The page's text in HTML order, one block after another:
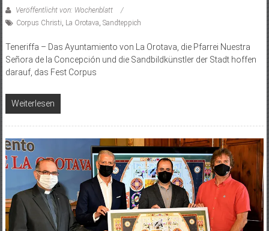
Veröffentlicht von: Wochenblatt
Corpus Christi, La Orotava, Sandteppich
Teneriffa – Das Ayuntamiento von La Orotava, die Pfarrei Nuestra
Señora de la Concepción und die Sandbildkünstler der Stadt hoffen
darauf, das Fest Corpus
Weiterlesen